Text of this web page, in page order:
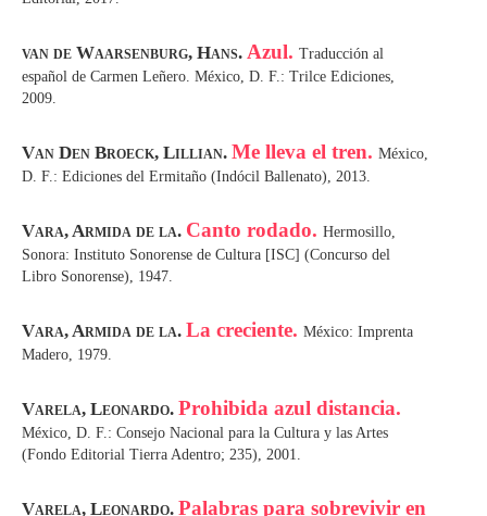
van de Waarsenburg, Hans. Azul. Traducción al
español de Carmen Leñero. México, D. F.: Trilce Ediciones,
2009.
Van Den Broeck, Lillian. Me lleva el tren. México,
D. F.: Ediciones del Ermitaño (Indócil Ballenato), 2013.
Vara, Armida de la. Canto rodado. Hermosillo,
Sonora: Instituto Sonorense de Cultura [ISC] (Concurso del
Libro Sonorense), 1947.
Vara, Armida de la. La creciente. México: Imprenta
Madero, 1979.
Varela, Leonardo. Prohibida azul distancia.
México, D. F.: Consejo Nacional para la Cultura y las Artes
(Fondo Editorial Tierra Adentro; 235), 2001.
Varela, Leonardo. Palabras para sobrevivir en